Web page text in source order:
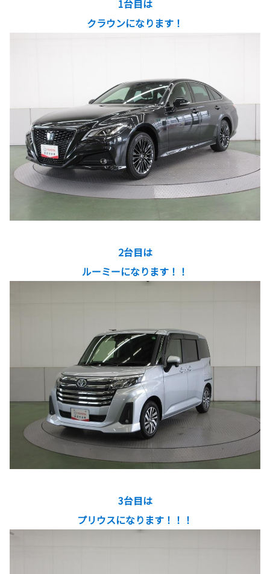
1台目は
クラウンになります！
2台目は
ルーミーになります！！
3台目は
プリウスになります！！！